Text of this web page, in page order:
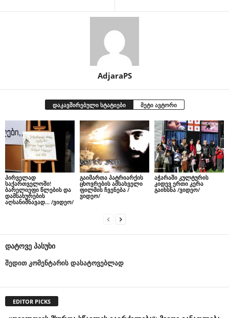
AdjaraPS
დაკავშირებული სტატიები მეტი ავტორი
პირველად
საქართველოში!
ბარელიეფი წლების და
დამსახურების
აღსანიშნავად… /ვიდეო/
გაიმართა პატრიარქის
ცხოვრების ამსახველი
ფილმის ჩვენება /
ვიდეო/
აჭარაში კულტურის
კიდევ ერთი კერა
გაიხსნა /ვიდეო/
დატოვე პასუხი
შედით კომენტარის დასატოვებლად
EDITOR PICKS